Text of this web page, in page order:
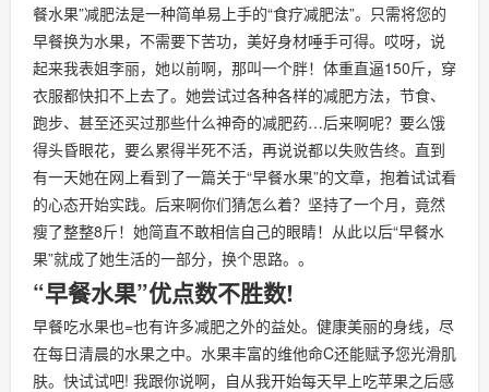
餐水果”减肥法是一种简单易上手的“食疗减肥法”。只需将您的
早餐换为水果，不需要下苦功，美好身材唾手可得。哎呀，说
起来我表姐李丽，她以前啊，那叫一个胖！体重直逼150斤，穿
衣服都快扣不上去了。她尝试过各种各样的减肥方法，节食、
跑步、甚至还买过那些什么神奇的减肥药…后来啊呢？要么饿
得头昏眼花，要么累得半死不活，再说说都以失败告终。直到
有一天她在网上看到了一篇关于“早餐水果”的文章，抱着试试看
的心态开始实践。后来啊你们猜怎么着？坚持了一个月，竟然
瘦了整整8斤！她简直不敢相信自己的眼睛！从此以后“早餐水
果”就成了她生活的一部分，换个思路。。
“早餐水果”优点数不胜数!
早餐吃水果也=也有许多减肥之外的益处。健康美丽的身线，尽
在每日清晨的水果之中。水果丰富的维他命C还能赋予您光滑肌
肤。快试试吧! 我跟你说啊，自从我开始每天早上吃苹果之后感